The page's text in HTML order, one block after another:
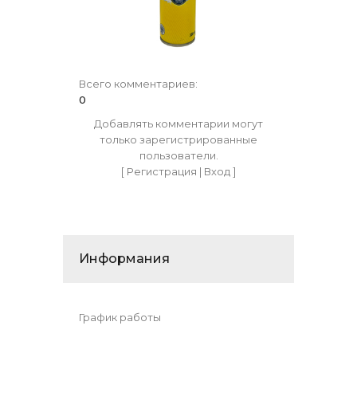
Всего комментариев:
0
Добавлять комментарии могут
только зарегистрированные
пользователи.
[ Регистрация | Вход]
Информания
График работы